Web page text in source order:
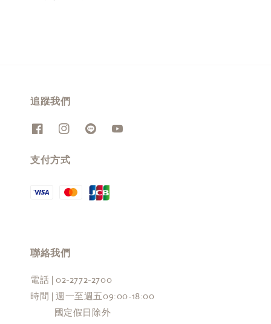
追蹤我們
支付方式
聯絡我們
電話 | 02-2772-2700
時間 | 週一至週五09:00-18:00
國定假日除外